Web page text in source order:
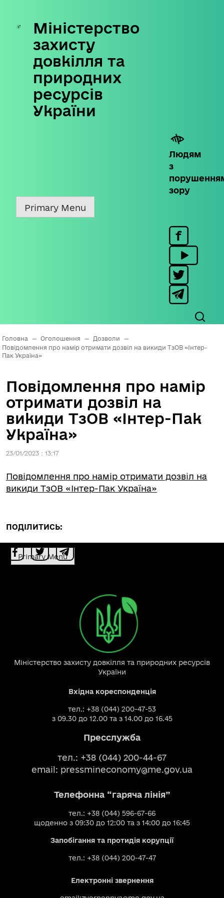
Skip
content
Міністерство
захисту
довкілля та
природних
ресурсів
України
Людям
з
зору
Primary Menu
Головна — Оголошення — Дозволи
—
Повідомлення про намір отримати дозвіл на викиди ТзОВ «Інтер-
Пак Україна»
Повідомлення про намір
отримати дозвіл на
викиди ТзОВ «Інтер-Пак
Україна»
23/01/2023 : 13:17
Повідомлення про намір отримати дозвіл на
викиди ТзОВ «Інтер-Пак Україна»
ПОДІЛИТИСЬ:
Primary Menu
Міністерство захисту довкілля та природних ресурсів
України
Вхідна кореспонденція
тел.: +38 (044) 200-47-53
з 09.30 до 12.00 та з 14.00 до 16.45
Пресслужба
тел.: +38 (044) 200-44-67
email: pressmineconomy@me.gov.ua
Телефонна “гаряча лінія”
тел.: +38 (044) 596-67-66
щоденно з 09:30 до 12:00 та з 14:00 до 16:45
Запобігання та протидія корупції
тел.: +38 (044) 200-47-47
Електронні звернення